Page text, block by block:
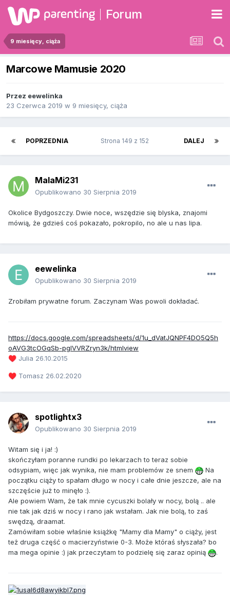
Forum
9 miesięcy, ciąża
Marcowe Mamusie 2020
Przez eewelinka
23 Czerwca 2019 w 9 miesięcy, ciąża
POPRZEDNIA DALEJ
Strona 149 z 152
MalaMi231
Opublikowano 30 Sierpnia 2019
Okolice Bydgoszczy. Dwie noce, wszędzie się blyska, znajomi
mówią, że gdzieś coś pokazało, pokropilo, no ale u nas lipa.
eewelinka
Opublikowano 30 Sierpnia 2019
Zrobiłam prywatne forum. Zaczynam Was powoli dokładać.
https://docs.google.com/spreadsheets/d/1u_dVatJQNPF4DO5Q5h
oAVG3tcOGqSb-pglVVRZryn3k/htmlview
♥️ Julia 26.10.2015
♥️ Tomasz 26.02.2020
spotlightx3
Opublikowano 30 Sierpnia 2019
Witam się i ja! :)
skończyłam poranne rundki po lekarzach to teraz sobie
odsypiam, więc jak wynika, nie mam problemów ze snem
Na
początku ciąży to spałam długo w nocy i całe dnie jeszcze, ale na
szczęście już to minęło :).
Ale powiem Wam, że tak mnie cycuszki bolały w nocy, bolą .. ale
nie tak jak dziś w nocy i rano jak wstałam. Jak nie bolą, to zaś
swędzą, draamat.
Zamówiłam sobie właśnie książkę "Mamy dla Mamy" o ciąży, jest
też druga część o macierzyństwie 0-3. Może któraś słyszała? bo
ma mega opinie :) jak przeczytam to podzielę się zaraz opinią
.